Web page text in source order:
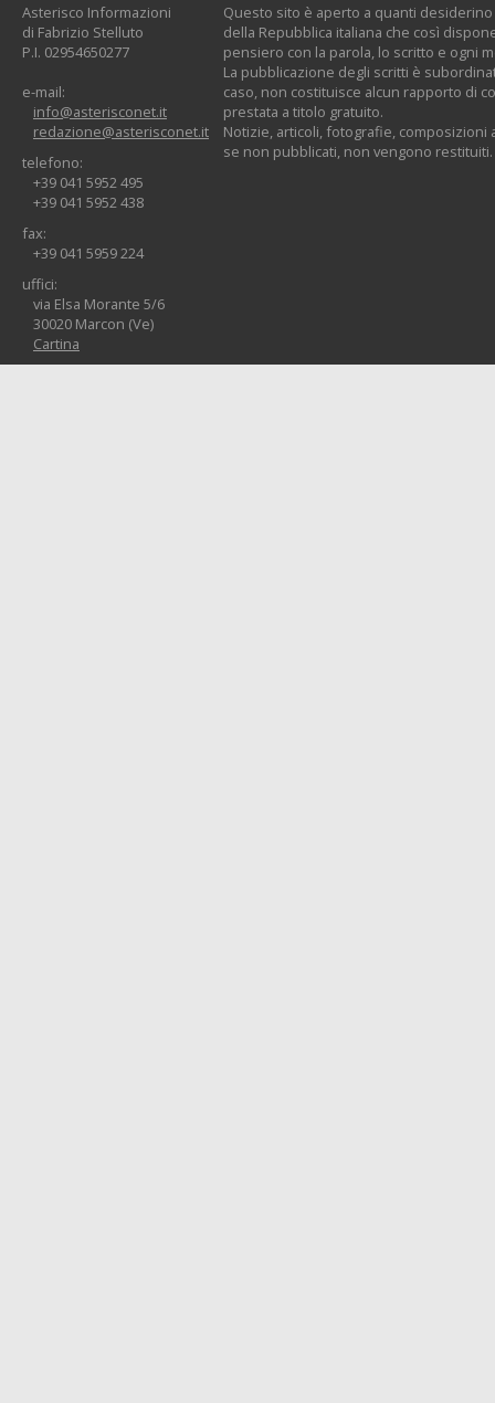
Asterisco Informazioni
di Fabrizio Stelluto
P.I. 02954650277
e-mail:
info@asterisconet.it
redazione@asterisconet.it
telefono:
+39 041 5952 495
+39 041 5952 438
fax:
+39 041 5959 224
uffici:
via Elsa Morante 5/6
30020 Marcon (Ve)
Cartina
Questo sito è aperto a quanti
della Repubblica italiana che così
pensiero con la parola, lo scritto e ogni
La pubblicazione degli scritti è
caso, non costituisce alcun rapporto di
prestata a titolo gratuito.
Notizie, articoli, fotografie, composizioni
se non pubblicati, non vengono restituiti.